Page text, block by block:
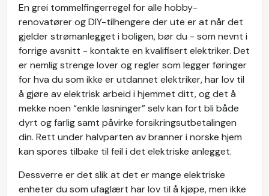
En grei tommelfingerregel for alle hobby-
renovatører og DIY-tilhengere der ute er at når det
gjelder strømanlegget i boligen, bør du - som nevnt i
forrige avsnitt - kontakte en kvalifisert elektriker. Det
er nemlig strenge lover og regler som legger føringer
for hva du som ikke er utdannet elektriker, har lov til
å gjøre av elektrisk arbeid i hjemmet ditt, og det å
mekke noen “enkle løsninger” selv kan fort bli både
dyrt og farlig samt påvirke forsikringsutbetalingen
din. Rett under halvparten av branner i norske hjem
kan spores tilbake til feil i det elektriske anlegget.
Dessverre er det slik at det er mange elektriske
enheter du som ufaglært har lov til å kjøpe, men ikke